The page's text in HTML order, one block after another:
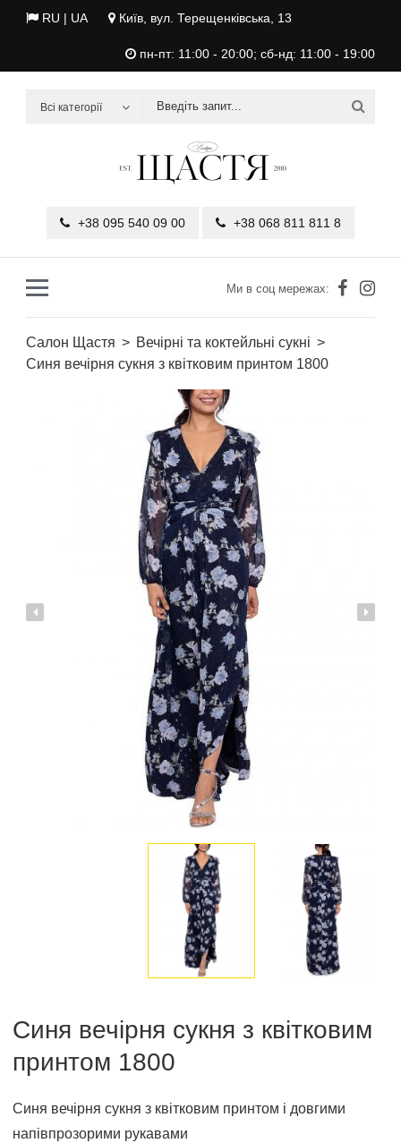
RU | UA Київ, вул. Терещенківська, 13
пн-пт: 11:00 - 20:00; сб-нд: 11:00 - 19:00
Всі категорії
+38 095 540 09 00 +38 068 811 811 8
Ми в соц мережах:
Салон Щастя
Вечірні та коктейльні сукні
Синя вечірня сукня з квітковим принтом 1800
Синя вечірня сукня з квітковим
принтом 1800
Синя вечірня сукня з квітковим принтом і довгими
напівпрозорими рукавами